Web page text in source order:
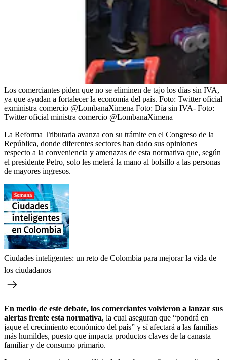
Los comerciantes piden que no se eliminen de tajo los días sin IVA,
ya que ayudan a fortalecer la economía del país. Foto: Twitter oficial
exministra comercio @LombanaXimena Foto: Día sin IVA- Foto:
Twitter oficial ministra comercio @LombanaXimena
La Reforma Tributaria avanza con su trámite en el Congreso de la
República, donde diferentes sectores han dado sus opiniones
respecto a la conveniencia y amenazas de esta normativa que, según
el presidente Petro, solo les meterá la mano al bolsillo a las personas
de mayores ingresos.
Ciudades inteligentes: un reto de Colombia para mejorar la vida de
los ciudadanos
En medio de este debate, los comerciantes volvieron a lanzar sus
alertas frente esta normativa, la cual aseguran que “pondrá en
jaque el crecimiento económico del país” y sí afectará a las familias
más humildes, puesto que impacta productos claves de la canasta
familiar y de consumo primario.